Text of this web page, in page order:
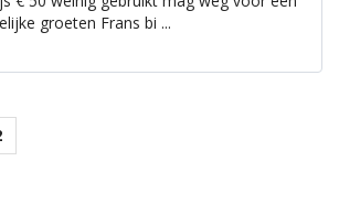
groeten Frans bi ...